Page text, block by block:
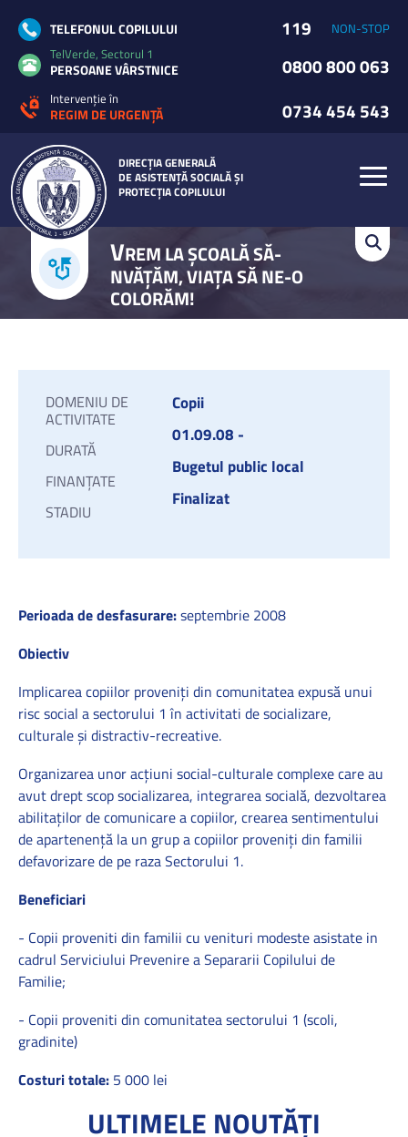
DIRECȚIA GENERALĂ
DE ASISTENȚĂ SOCIALĂ ȘI
PROTECȚIA COPILULUI
TELEFONUL COPILULUI 119
NON-STOP
TelVerde, Sectorul 1
PERSOANE VÂRSTNICE 0800 800 063
Intervenție în
REGIM DE URGENȚĂ 0734 454 543
VREM LA ȘCOALĂ SĂ-
NVĂȚĂM, VIAȚA SĂ NE-O
COLORĂM!
DOMENIU DE
ACTIVITATE
DURATĂ
FINANȚATE
STADIU
Copii
01.09.08 -
Bugetul public local
Finalizat
Perioada de desfasurare:septembrie 2008
Obiectiv
Implicarea copiilor proveniţi din comunitatea expusă unui
risc social a sectorului 1 în activitati de socializare,
culturale şi distractiv-recreative.
Organizarea unor acţiuni social-culturale complexe care au
avut drept scop socializarea, integrarea socială, dezvoltarea
abilitaţilor de comunicare a copiilor, crearea sentimentului
de apartenenţă la un grup a copiilor proveniţi din familii
defavorizare de pe raza Sectorului 1.
Beneficiari
- Copii proveniti din familii cu venituri modeste asistate in
cadrul Serviciului Prevenire a Separarii Copilului de
Familie;
- Copii proveniti din comunitatea sectorului 1 (scoli,
gradinite)
Costuri totale: 5 000 lei
ULTIMELE NOUTĂȚI